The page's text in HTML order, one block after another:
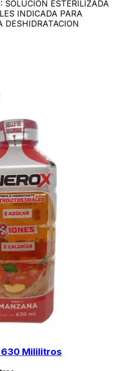
SOLUCION ESTERILIZADA
INDICADA PARA
DESHIDRATACION
630 Mililitros